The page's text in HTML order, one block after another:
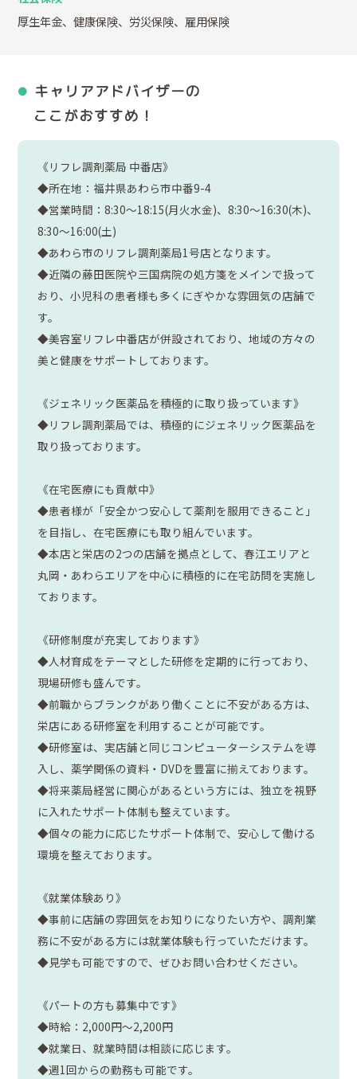
厚生年金、健康保険、労災保険、雇用保険
キャリアアドバイザーの
ここがおすすめ！
《リフレ調剤薬局 中番店》
◆所在地：福井県あわら市中番9-4
◆営業時間：8:30～18:15(月火水金)、8:30～16:30(木)、
8:30～16:00(土)
◆あわら市のリフレ調剤薬局1号店となります。
◆近隣の藤田医院や三国病院の処方箋をメインで扱って
おり、小児科の患者様も多くにぎやかな雰囲気の店舗で
す。
◆美容室リフレ中番店が併設されており、地域の方々の
美と健康をサポートしております。
《ジェネリック医薬品を積極的に取り扱っています》
◆リフレ調剤薬局では、積極的にジェネリック医薬品を
取り扱っております。
《在宅医療にも貢献中》
◆患者様が「安全かつ安心して薬剤を服用できること」
を目指し、在宅医療にも取り組んでいます。
◆本店と栄店の2つの店舗を拠点として、春江エリアと
丸岡・あわらエリアを中心に積極的に在宅訪問を実施し
ております。
《研修制度が充実しております》
◆人材育成をテーマとした研修を定期的に行っており、
現場研修も盛んです。
◆前職からブランクがあり働くことに不安がある方は、
栄店にある研修室を利用することが可能です。
◆研修室は、実店舗と同じコンピューターシステムを導
入し、薬学関係の資料・DVDを豊富に揃えております。
◆将来薬局経営に関心があるという方には、独立を視野
に入れたサポート体制も整えています。
◆個々の能力に応じたサポート体制で、安心して働ける
環境を整えております。
《就業体験あり》
◆事前に店舗の雰囲気をお知りになりたい方や、調剤業
務に不安がある方には就業体験も行っていただけます。
◆見学も可能ですので、ぜひお問い合わせください。
《パートの方も募集中です》
◆時給：2,000円～2,200円
◆就業日、就業時間は相談に応じます。
◆週1回からの勤務も可能です。